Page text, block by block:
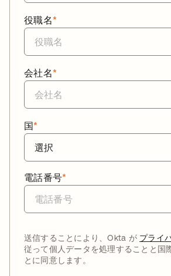
*
役職名
*
会社名
*
国
*
電話番号
送信することにより、Okta が プライ
従って個人データを処理することと国
とに同意します。